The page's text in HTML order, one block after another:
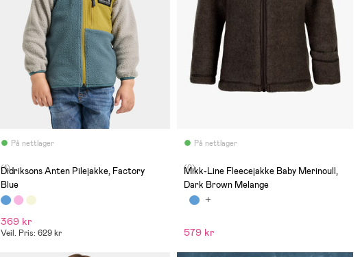
På nettlager
(1)
Didriksons Anten Pilejakke, Factory
Blue
369 kr
Veil. Pris: 629 kr
På nettlager
(0)
Mikk-Line Fleecejakke Baby Merinoull,
Dark Brown Melange
579 kr